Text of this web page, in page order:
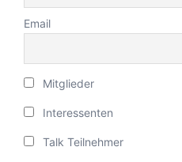
Email
Mitglieder
Interessenten
Talk Teilnehmer